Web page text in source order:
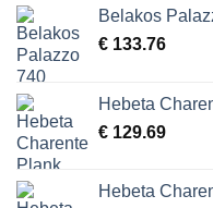
Belakos
€ 133.76
Hebeta
€ 129.69
Hebeta